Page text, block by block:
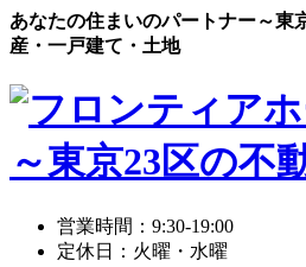
あなたの住まいのパートナー～東
産・一戸建て・土地
営業時間：9:30-19:00
定休日：火曜・水曜